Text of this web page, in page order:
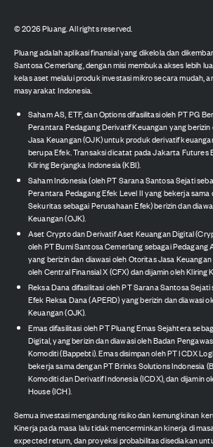
©2026Pluang. All rights reserved.
Pluang adalah aplikasi finansial yang dikelola dan
Santosa Cemerlang, dengan misi membuka akses lebih
kelas aset melalui produk investasi mikro secara mudah,
masyarakat Indonesia.
Saham AS, ETF, dan Options difasilitasi oleh PT PG
Perantara Pedagang Derivatif Keuangan yang
Jasa Keuangan (OJK) untuk produk derivatif
berupa Efek. Transaksi dicatat pada Jakarta Futures
Kliring Berjangka Indonesia (KBI).
Saham Indonesia (oleh PT Sarana Santosa Sejati
Perantara Pedagang Efek Level II yang bekerja sama
Sekuritas sebagai Perusahaan Efek) berizin dan
Keuangan (OJK).
Aset Crypto dan Derivatif Aset Keuangan Digital
oleh PT Bumi Santosa Cemerlang sebagai Pedagang
yang berizin dan diawasi oleh Otoritas Jasa
oleh Central Finansial X (CFX) dan dijamin oleh Kliring
Reksa Dana difasilitasi oleh PT Sarana Santosa
Efek Reksa Dana (APERD) yang berizin dan diawasi
Keuangan (OJK).
Emas difasilitasi oleh PT Pluang Emas Sejahtera
Digital, yang berizin dan diawasi oleh Badan
Komoditi (Bappebti). Emas disimpan oleh PT ICDX
bekerja sama dengan PT Brinks Solutions Indonesia
Komoditi dan Derivatif Indonesia (ICDX), dan dijamin
House (ICH).
Semua investasi mengandung risiko dan kemungkinan
Kinerja pada masa lalu tidak mencerminkan kinerja di
expected return, dan proyeksi probabilitas disediakan